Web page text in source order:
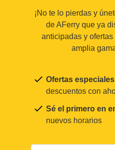
¡No te lo pierdas y
de AFerry que ya
anticipadas y
amplia
Ofertas
descuentos con
Sé el primero en
nuevos horarios